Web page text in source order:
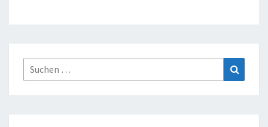
Suche
nach: